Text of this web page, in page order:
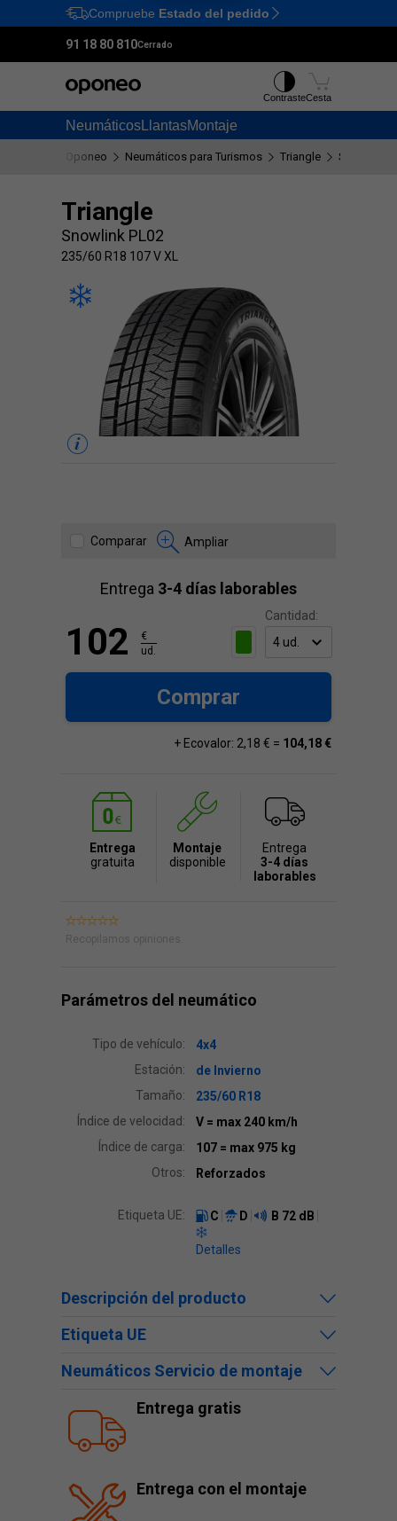
Ctrl M
Compruebe Estado del pedido
91 18 80 810Cerrado
Neumáticos LlantasMontaje
ContrasteCesta
Oponeo Neumáticos para Turismos Triangle Snowlink
Triangle
Snowlink PL02
235/60 R18 107 V XL
Comparar Ampliar
Entrega 3-4 días laborables
Cantidad:
102
€
ud.
Comprar
+ Ecovalor: 2,18 € = 104,18 €
Entrega
gratuita
Montaje
disponible
Entrega
3-4 días
laborables
Recopilamos opiniones.
Parámetros del neumático
Tipo de vehículo:
4x4
Estación:
de Invierno
Tamaño:
235/60 R18
Índice de velocidad:
V = max 240 km/h
Índice de carga:
107 = max 975 kg
Otros:
Reforzados
Etiqueta UE: C D B 72 dB
Detalles
Descripción del producto
Etiqueta UE
Neumáticos Servicio de montaje
Entrega gratis
Entrega con el montaje